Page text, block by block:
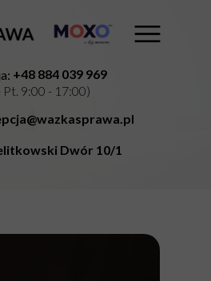
Dwór 10/1
+48 884 039 969
Pt. 9:00 - 17:00)